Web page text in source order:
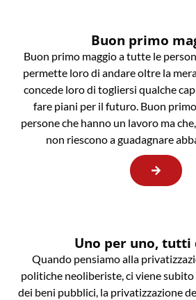
Buon primo
Buon primo maggio a tutte le
permette loro di andare oltre la
concede loro di togliersi qualche
fare piani per il futuro. Buon
persone che hanno un lavoro ma
non riescono a guadagnare
Uno per uno, tutti
Quando pensiamo alla
politiche neoliberiste, ci viene
dei beni pubblici, la privatizzazione